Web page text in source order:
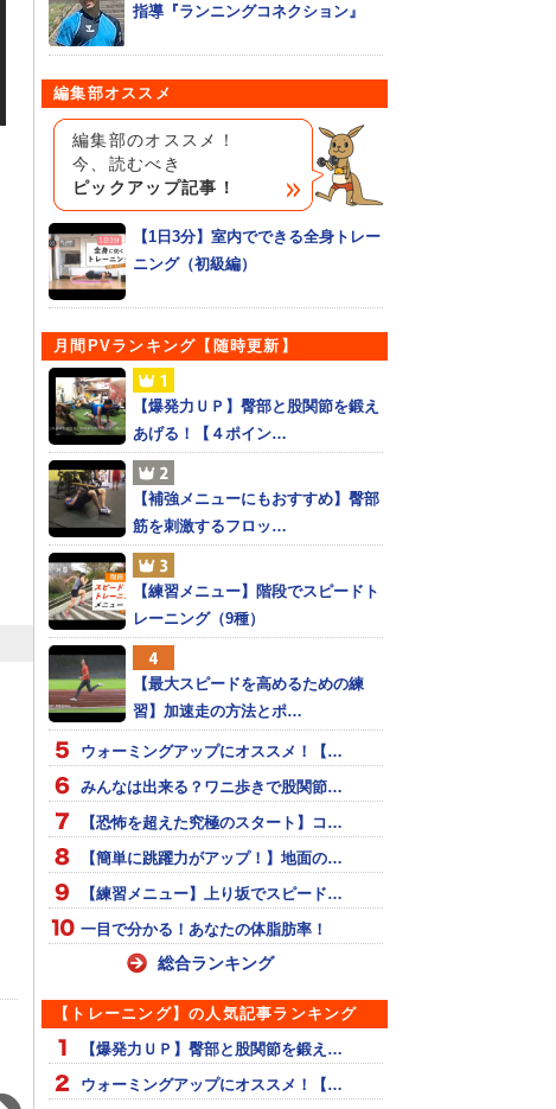
指導『ランニングコネクション』
編集部オススメ
編集部のオススメ！
今、読むべき
ピックアップ記事！
【1日3分】室内でできる全身トレー
ニング（初級編）
月間PVランキング【随時更新】
【爆発力ＵＰ】臀部と股関節を鍛え
あげる！【４ポイン…
【補強メニューにもおすすめ】臀部
筋を刺激するフロッ…
【練習メニュー】階段でスピードト
レーニング（9種）
【最大スピードを高めるための練
習】加速走の方法とポ…
ウォーミングアップにオススメ！【…
みんなは出来る？ワニ歩きで股関節…
【恐怖を超えた究極のスタート】コ…
【簡単に跳躍力がアップ！】地面の…
【練習メニュー】上り坂でスピード…
一目で分かる！あなたの体脂肪率！
総合ランキング
【トレーニング】の人気記事ランキング
【爆発力ＵＰ】臀部と股関節を鍛え…
ウォーミングアップにオススメ！【…